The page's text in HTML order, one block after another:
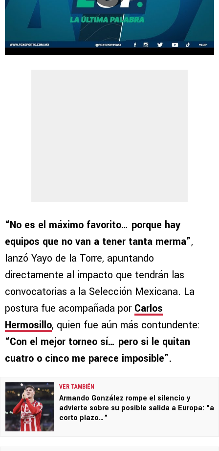
“No es el máximo favorito… porque hay
equipos que no van a tener tanta merma”,
lanzó Yayo de la Torre, apuntando
directamente al impacto que tendrán las
convocatorias a la Selección Mexicana. La
postura fue acompañada por Carlos
Hermosillo, quien fue aún más contundente:
“Con el mejor torneo sí… pero si le quitan
cuatro o cinco me parece imposible”.
VER TAMBIÉN
Armando González rompe el silencio y
advierte sobre su posible salida a Europa: “a
corto plazo…”